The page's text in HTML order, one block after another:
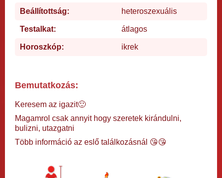
Beállítottság: heteroszexuális
Testalkat: átlagos
Horoszkóp: ikrek
Bemutatkozás:
Keresem az igazit🙂
Magamrol csak annyit hogy szeretek kirándulni,
bulizni, utazgatni
Több információ az eslő találkozásnál 😘😘